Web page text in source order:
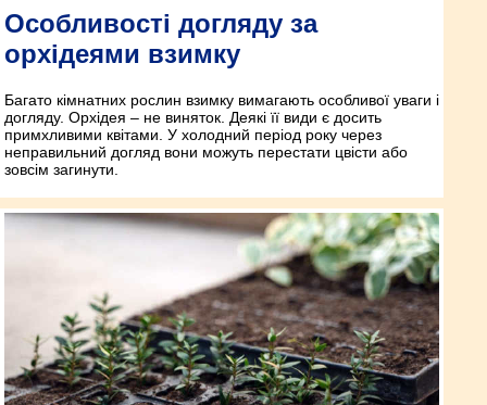
Особливості догляду за
орхідеями взимку
Багато кімнатних рослин взимку вимагають особливої уваги і
догляду. Орхідея – не виняток. Деякі її види є досить
примхливими квітами. У холодний період року через
неправильний догляд вони можуть перестати цвісти або
зовсім загинути.